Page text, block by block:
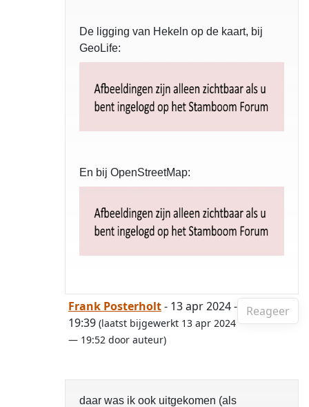
De ligging van Hekeln op de kaart, bij
GeoLife:
En bij OpenStreetMap:
Reageer
Frank Posterholt- 13 apr 2024 -
19:39 (laatst bijgewerkt 13 apr 2024
— 19:52 door auteur)
daar was ik ook uitgekomen (als